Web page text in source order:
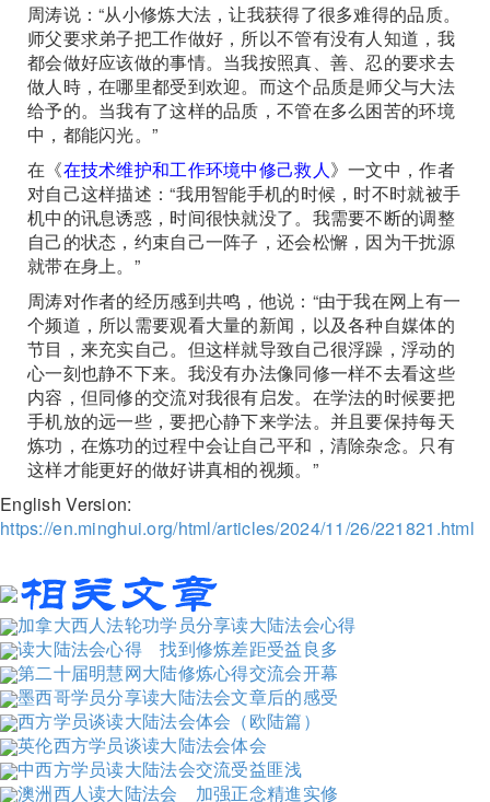
周涛说：“从小修炼大法，让我获得了很多难得的品质。
师父要求弟子把工作做好，所以不管有没有人知道，我
都会做好应该做的事情。当我按照真、善、忍的要求去
做人時，在哪里都受到欢迎。而这个品质是师父与大法
给予的。当我有了这样的品质，不管在多么困苦的环境
中，都能闪光。”
在《在技术维护和工作环境中修己救人》一文中，作者
对自己这样描述：“我用智能手机的时候，时不时就被手
机中的讯息诱惑，时间很快就没了。我需要不断的调整
自己的状态，约束自己一阵子，还会松懈，因为干扰源
就带在身上。”
周涛对作者的经历感到共鸣，他说：“由于我在网上有一
个频道，所以需要观看大量的新闻，以及各种自媒体的
节目，来充实自己。但这样就导致自己很浮躁，浮动的
心一刻也静不下来。我没有办法像同修一样不去看这些
内容，但同修的交流对我很有启发。在学法的时候要把
手机放的远一些，要把心静下来学法。并且要保持每天
炼功，在炼功的过程中会让自己平和，清除杂念。只有
这样才能更好的做好讲真相的视频。​​​​​​​​​​​​​​​​”
English Version:
https://en.minghui.org/html/articles/2024/11/26/221821.html
加拿大西人法轮功学员分享读大陆法会心得
读大陆法会心得 找到修炼差距受益良多
第二十届明慧网大陆修炼心得交流会开幕
墨西哥学员分享读大陆法会文章后的感受
西方学员谈读大陆法会体会（欧陆篇）
英伦西方学员谈读大陆法会体会
中西方学员读大陆法会交流受益匪浅
澳洲西人读大陆法会 加强正念精進实修